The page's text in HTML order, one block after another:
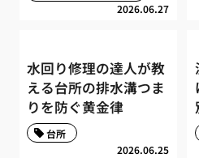
2026.06.27
水回り修理の達人が教
える台所の排水溝つま
りを防ぐ黄金律
2026.06.25
台所